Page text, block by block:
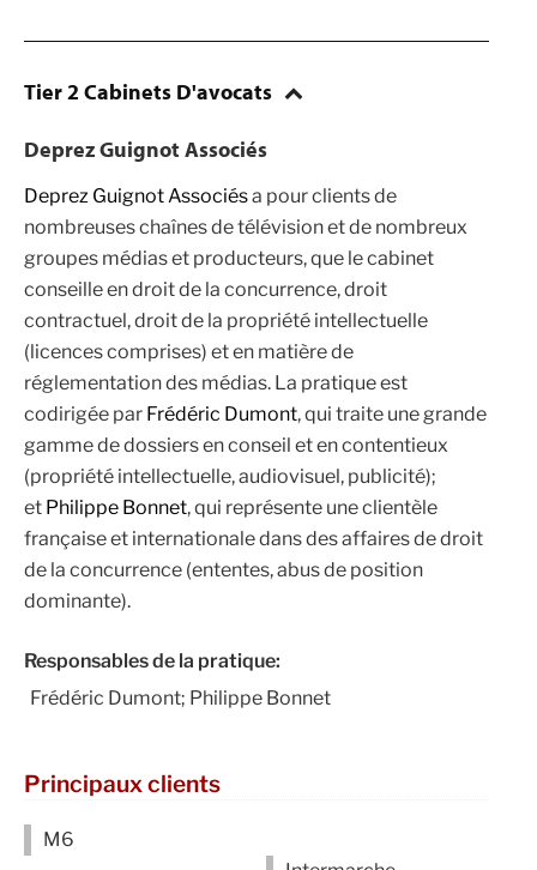
Tier 2 Cabinets D'avocats
Deprez Guignot Associés
Deprez Guignot Associésa pour clients de
nombreuses chaînes de télévision et de nombreux
groupes médias et producteurs, que le cabinet
conseille en droit de la concurrence, droit
contractuel, droit de la propriété intellectuelle
(licences comprises) et en matière de
réglementation des médias. La pratique est
codirigée par Frédéric Dumont, qui traite une grande
gamme de dossiers en conseil et en contentieux
(propriété intellectuelle, audiovisuel, publicité);
et Philippe Bonnet, qui représente une clientèle
française et internationale dans des affaires de droit
de la concurrence (ententes, abus de position
dominante).
Responsables de la pratique:
Frédéric Dumont; Philippe Bonnet
Principaux clients
M6